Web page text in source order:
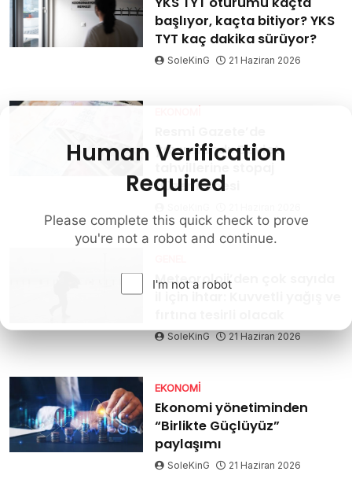
başlıyor, kaçta bitiyor? YKS
TYT kaç dakika sürüyor?
SoleKinG 21 Haziran 2026
yayımlandı: Devlet
düzenlemesi
Meteoroloji’den çok sayıda
SoleKinG 21 Haziran 2026
EKONOMI
Ekonomi yönetiminden
“Birlikte Güçlüyüz”
paylaşımı
SoleKinG 21 Haziran 2026
Human Verification
Required
Please complete this quick check to prove
you're not a robot and continue.
I'm not a robot